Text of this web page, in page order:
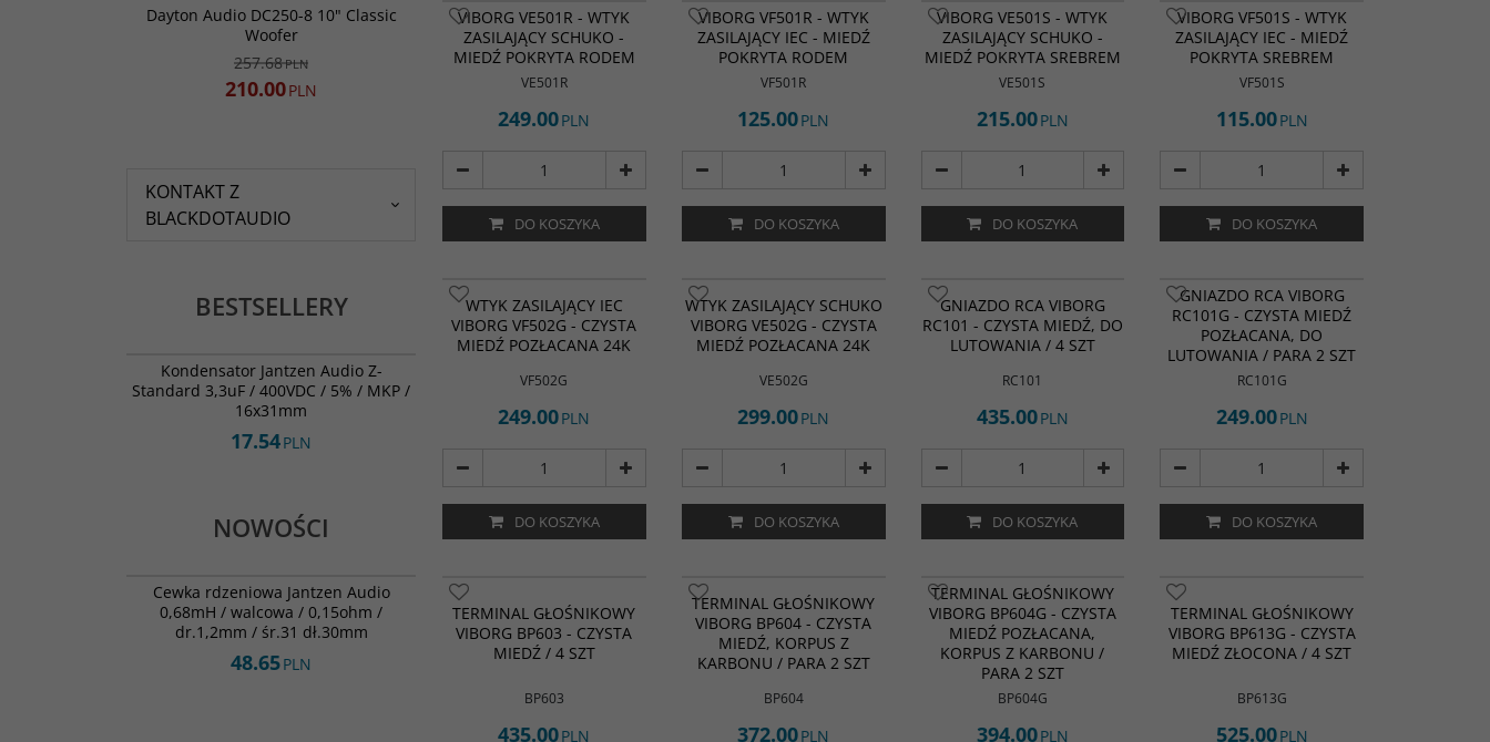
VIBORG VE501R - WTYK
ZASILAJĄCY SCHUKO -
MIEDŹ POKRYTA RODEM
VE501R
249.00PLN
DO KOSZYKA
VIBORG VF501R - WTYK
ZASILAJĄCY IEC - MIEDŹ
POKRYTA RODEM
VF501R
125.00PLN
DO KOSZYKA
VIBORG VE501S - WTYK
ZASILAJĄCY SCHUKO -
MIEDŹ POKRYTA SREBREM
VE501S
215.00PLN
DO KOSZYKA
VIBORG VF501S - WTYK
ZASILAJĄCY IEC - MIEDŹ
POKRYTA SREBREM
VF501S
115.00PLN
DO KOSZYKA
WTYK ZASILAJĄCY IEC
VIBORG VF502G - CZYSTA
MIEDŹ POZŁACANA 24K
VF502G
249.00PLN
DO KOSZYKA
WTYK ZASILAJĄCY SCHUKO
VIBORG VE502G - CZYSTA
MIEDŹ POZŁACANA 24K
VE502G
299.00PLN
DO KOSZYKA
GNIAZDO RCA VIBORG
RC101 - CZYSTA MIEDŹ, DO
LUTOWANIA / 4 SZT
RC101
435.00PLN
DO KOSZYKA
GNIAZDO RCA VIBORG
RC101G - CZYSTA MIEDŹ
POZŁACANA, DO
LUTOWANIA / PARA 2 SZT
RC101G
249.00PLN
DO KOSZYKA
TERMINAL GŁOŚNIKOWY
VIBORG BP603 - CZYSTA
MIEDŹ / 4 SZT
BP603
435.00PLN
TERMINAL GŁOŚNIKOWY
VIBORG BP604 - CZYSTA
MIEDŹ, KORPUS Z
KARBONU / PARA 2 SZT
BP604
372.00PLN
TERMINAL GŁOŚNIKOWY
VIBORG BP604G - CZYSTA
MIEDŹ POZŁACANA,
KORPUS Z KARBONU /
PARA 2 SZT
BP604G
394.00PLN
TERMINAL GŁOŚNIKOWY
VIBORG BP613G - CZYSTA
MIEDŹ ZŁOCONA / 4 SZT
BP613G
525.00PLN
PROMOCJA
Dayton Audio DC250-8 10" Classic
Woofer
257.68PLN
210.00PLN
KONTAKT Z
BLACKDOTAUDIO
BESTSELLERY
BESTSELLER
Kondensator Jantzen Audio Z-
Standard 3,3uF / 400VDC / 5% / MKP /
16x31mm
17.54PLN
NOWOŚCI
NOWOŚĆ
Cewka rdzeniowa Jantzen Audio
0,68mH / walcowa / 0,15ohm /
dr.1,2mm / śr.31 dł.30mm
48.65PLN